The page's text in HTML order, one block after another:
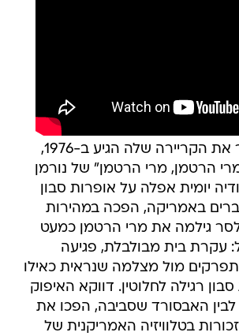
התפקיד שהגדיר את הקריירה שלה הגיע ב-1976,
הרטמן, מרי הרטמן" של נורמן
יומית אפלה על אופרות סבון
באמריקה, הפכה במהירות
גילמה את מרי הרטמן כמעט
עקרת בית מבולבלת, פגיעה
מול מצלמה שנראית כאילו
רגילה לחלוטין. דווקא האיפוק
לבין האבסורד שסביבה, הפכו את
בטלוויזיה האמריקנית של